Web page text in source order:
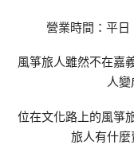
營業時間：平
風箏旅人雖然不在嘉
人變
位在文化路上的風箏
旅人有什麼